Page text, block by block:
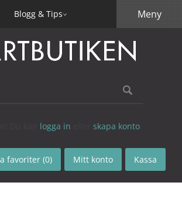
Blogg & Tips
logga in skapa konto
favoriter (0) Mitt konto Kassa
Meny